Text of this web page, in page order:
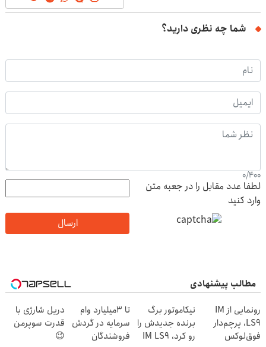
شما چه نظری دارید؟
0/400
لطفا عدد مقابل را در جعبه متن
وارد کنید
ارسال
مطالب پیشنهادی
رونمایی از IM
LS9، پرچم‌دار
فوق‌لوکس
نیکاموتور برگ
برنده جدیدش را
رو کرد، IM LS9
تا 3میلیارد وام
سرمایه در گردش
فروشندگان
دریل شارژی با
قدرت سوپرمن
😉